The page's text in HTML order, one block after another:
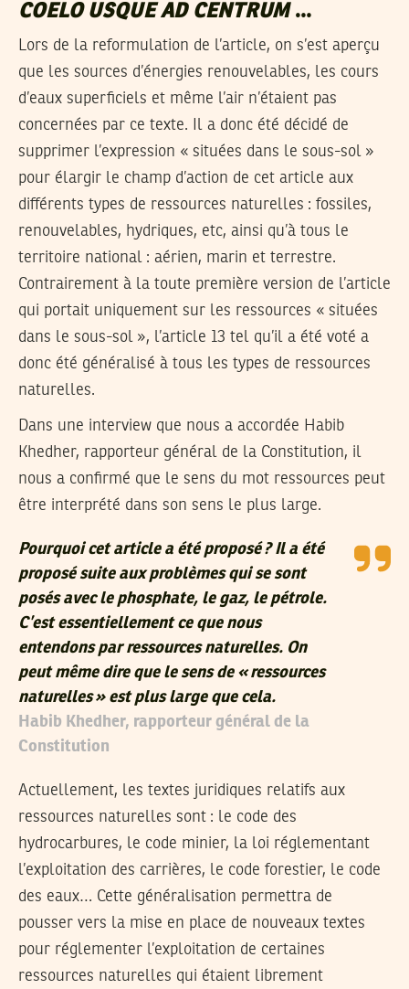
COELO USQUE AD CENTRUM…
Lors de la reformulation de l’article, on s’est aperçu
que les sources d’énergies renouvelables, les cours
d’eaux superficiels et même l’air n’étaient pas
concernées par ce texte. Il a donc été décidé de
supprimer l’expression « situées dans le sous-sol »
pour élargir le champ d’action de cet article aux
différents types de ressources naturelles : fossiles,
renouvelables, hydriques, etc, ainsi qu’à tous le
territoire national : aérien, marin et terrestre.
Contrairement à la toute première version de l’article
qui portait uniquement sur les ressources « situées
dans le sous-sol », l’article 13 tel qu’il a été voté a
donc été généralisé à tous les types de ressources
naturelles.
Dans une interview que nous a accordée Habib
Khedher, rapporteur général de la Constitution, il
nous a confirmé que le sens du mot ressources peut
être interprété dans son sens le plus large.
Pourquoi cet article a été proposé ? Il a été
proposé suite aux problèmes qui se sont
posés avec le phosphate, le gaz, le pétrole.
C’est essentiellement ce que nous
entendons par ressources naturelles. On
peut même dire que le sens de « ressources
naturelles » est plus large que cela.
Habib Khedher, rapporteur général de la
Constitution
Actuellement, les textes juridiques relatifs aux
ressources naturelles sont : le code des
hydrocarbures, le code minier, la loi réglementant
l’exploitation des carrières, le code forestier, le code
des eaux… Cette généralisation permettra de
pousser vers la mise en place de nouveaux textes
pour réglementer l’exploitation de certaines
ressources naturelles qui étaient librement